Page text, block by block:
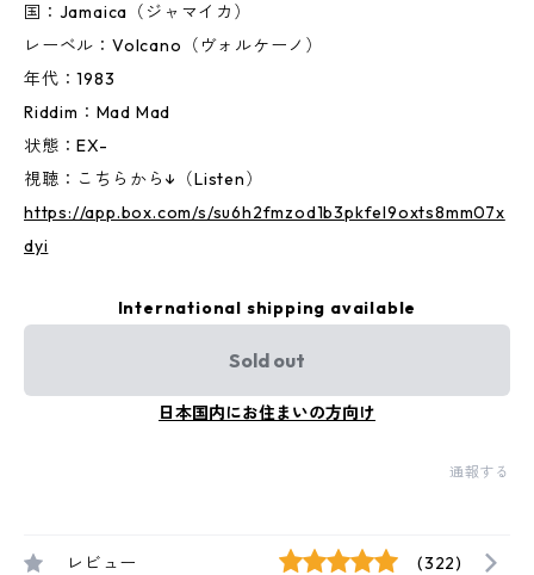
国：Jamaica（ジャマイカ）
レーベル：Volcano（ヴォルケーノ）
年代：1983
Riddim：Mad Mad
状態：EX-
視聴：こちらから↓（Listen）
https://app.box.com/s/su6h2fmzod1b3pkfel9oxts8mm07x
dyi
International shipping available
Sold out
日本国内にお住まいの方向け
通報する
レビュー (322)